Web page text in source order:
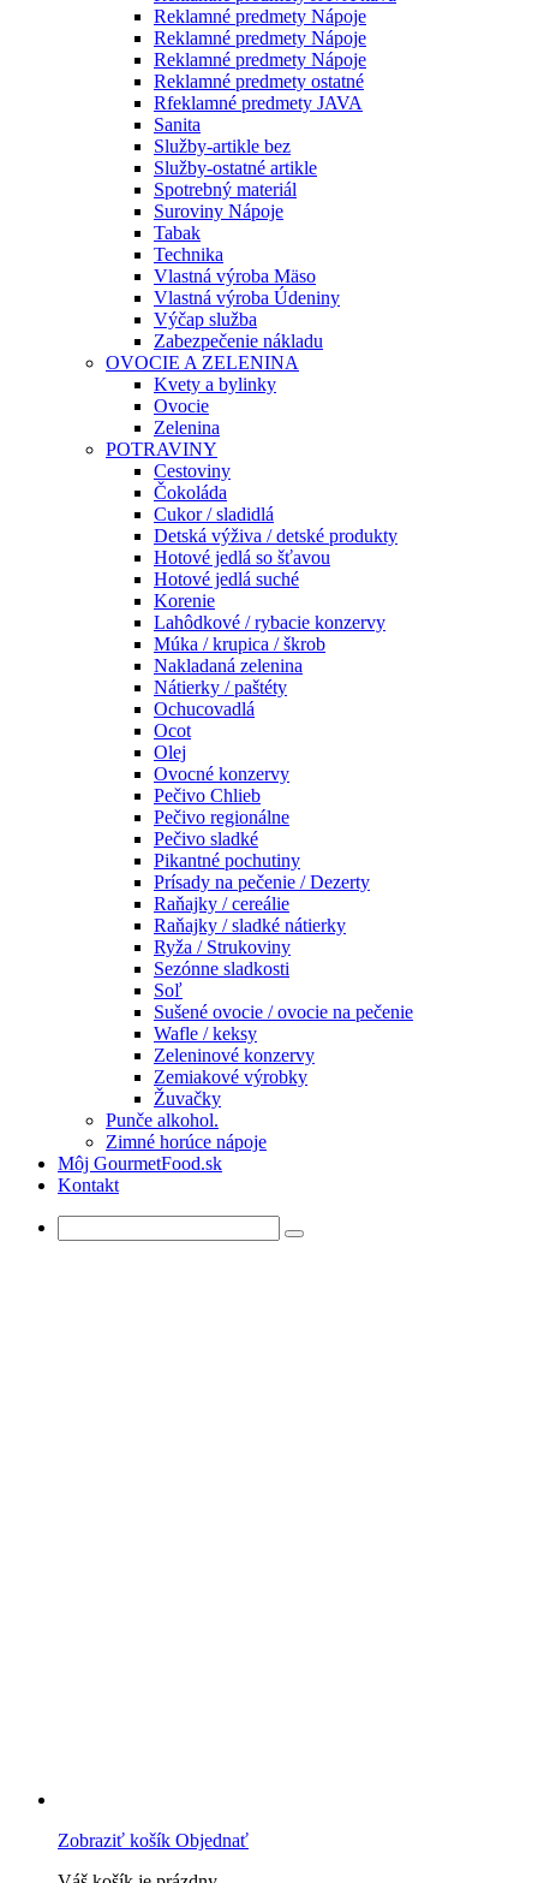
Reklamné predmety Nápoje
Reklamné predmety Nápoje
Reklamné predmety Nápoje
Reklamné predmety ostatné
Rfeklamné predmety JAVA
Sanita
Služby-artikle bez
Služby-ostatné artikle
Spotrebný materiál
Suroviny Nápoje
Tabak
Technika
Vlastná výroba Mäso
Vlastná výroba Údeniny
Výčap služba
Zabezpečenie nákladu
OVOCIE A ZELENINA
Kvety a bylinky
Ovocie
Zelenina
POTRAVINY
Cestoviny
Čokoláda
Cukor / sladidlá
Detská výživa / detské produkty
Hotové jedlá so šťavou
Hotové jedlá suché
Korenie
Lahôdkové / rybacie konzervy
Múka / krupica / škrob
Nakladaná zelenina
Nátierky / paštéty
Ochucovadlá
Ocot
Olej
Ovocné konzervy
Pečivo Chlieb
Pečivo regionálne
Pečivo sladké
Pikantné pochutiny
Prísady na pečenie / Dezerty
Raňajky / cereálie
Raňajky / sladké nátierky
Ryža / Strukoviny
Sezónne sladkosti
Soľ
Sušené ovocie / ovocie na pečenie
Wafle / keksy
Zeleninové konzervy
Zemiakové výrobky
Žuvačky
Punče alkohol.
Zimné horúce nápoje
Môj GourmetFood.sk
Kontakt
Zobraziť košík Objednať